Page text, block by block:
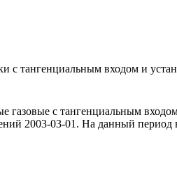
с тангенциальным входом и
с тангенциальным
2003-03-01. На данный